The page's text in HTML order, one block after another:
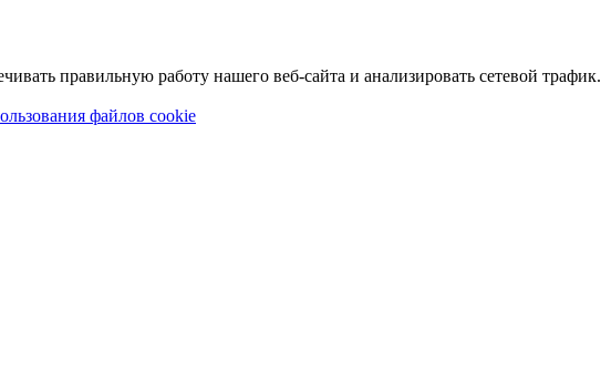
правильную работу нашего веб-сайта и анализировать сетевой трафик.
файлов cookie